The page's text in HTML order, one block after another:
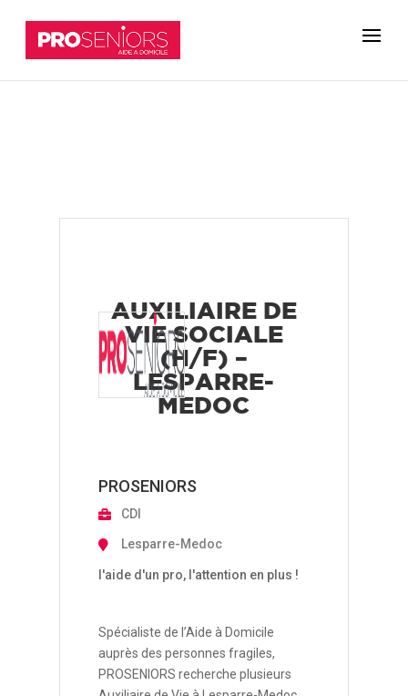
AUXILIAIRE DE
VIE SOCIALE
(H/F) –
LESPARRE-
MEDOC
PROSENIORS
CDI
Lesparre-Medoc
l'aide d'un pro, l'attention en plus !
Spécialiste de l’Aide à Domicile
auprès des personnes fragiles,
PROSENIORS recherche plusieurs